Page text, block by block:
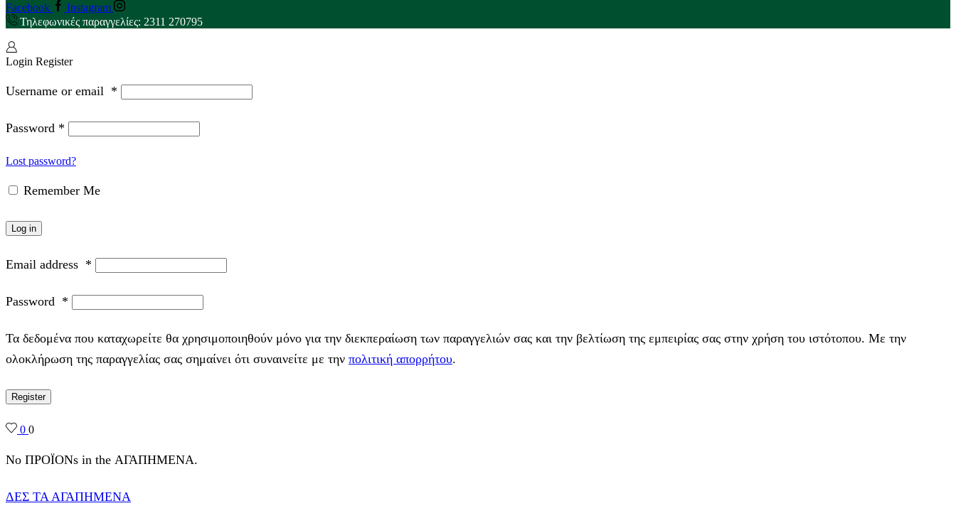
Facebook
Instagram
Τηλεφωνικές παραγγελίες: 2311 270795
Login Register
Username or email *
Password *
Lost password?
Remember Me
Log in
Email address *
Password *
Τα δεδομένα που καταχωρείτε θα χρησιμοποιηθούν μόνο για την διεκπεραίωση των παραγγελιών σας και την βελτίωση της εμπειρίας σας στην χρήση του ιστότοπου. Με την
ολοκλήρωση της παραγγελίας σας σημαίνει ότι συναινείτε με την πολιτική απορρήτου.
Register
0 0
No ΠΡΟΪΟΝs in the ΑΓΑΠΗΜΕΝΑ.
ΔΕΣ ΤΑ ΑΓΑΠΗΜΕΝΑ